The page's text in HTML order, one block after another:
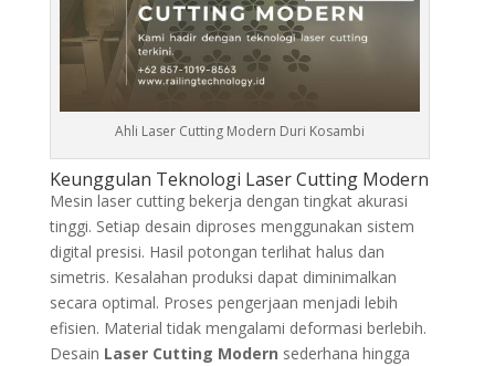
Ahli Laser Cutting Modern Duri Kosambi
Keunggulan Teknologi Laser Cutting Modern
Mesin laser cutting bekerja dengan tingkat akurasi
tinggi. Setiap desain diproses menggunakan sistem
digital presisi. Hasil potongan terlihat halus dan
simetris. Kesalahan produksi dapat diminimalkan
secara optimal. Proses pengerjaan menjadi lebih
efisien. Material tidak mengalami deformasi berlebih.
Desain Laser Cutting Modern sederhana hingga